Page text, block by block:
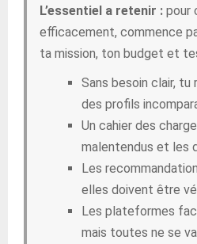
L’essentiel a retenir : pour
efficacement, commence
ta mission, ton budget et
Sans besoin clair, tu
des profils
Un cahier des
malentendus et les
Les
elles doivent être
Les plateformes
mais toutes ne se